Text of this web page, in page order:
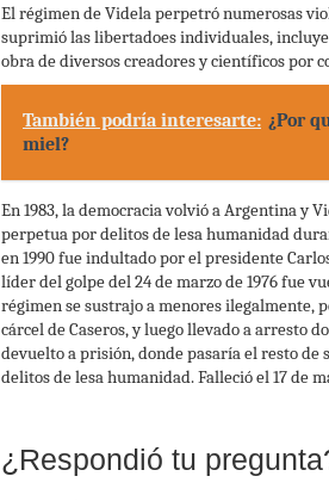
El régimen de Videla perpetró numerosas
suprimió las libertadoes individuales,
obra de diversos creadores y científicos por
También podría interesarte: ¿Por
miel?
En 1983, la democracia volvió a Argentina y
perpetua por delitos de lesa humanidad
en 1990 fue indultado por el presidente
líder del golpe del 24 de marzo de 1976 fue
régimen se sustrajo a menores ilegalmente,
cárcel de Caseros, y luego llevado a arresto
devuelto a prisión, donde pasaría el resto
delitos de lesa humanidad. Falleció el 17 de
¿Respondió tu